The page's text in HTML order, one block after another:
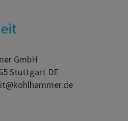
GmbH
Stuttgart DE